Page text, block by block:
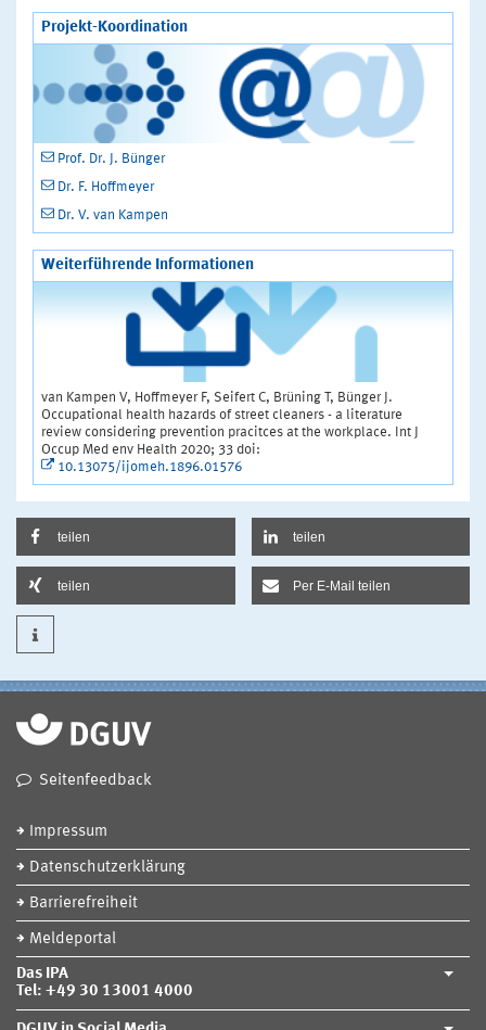
Projekt-Koordination
Prof. Dr. J. Bünger
Dr. F. Hoffmeyer
Dr. V. van Kampen
Weiterführende Informationen
van Kampen V, Hoffmeyer F, Seifert C, Brüning T, Bünger J.
Occupational health hazards of street cleaners - a literature
review considering prevention pracitces at the workplace. Int J
Occup Med env Health 2020; 33 doi:
10.13075/ijomeh.1896.01576
teilen teilen
teilen Per E-Mail teilen
Seitenfeedback
Impressum
Datenschutzerklärung
Barrierefreiheit
Meldeportal
Das IPA
Tel: +49 30 13001 4000